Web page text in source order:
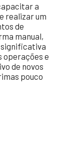
a
realizar um
de
manual,
operações e
de novos
pouco